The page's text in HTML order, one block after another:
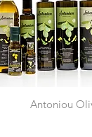
Antoniou